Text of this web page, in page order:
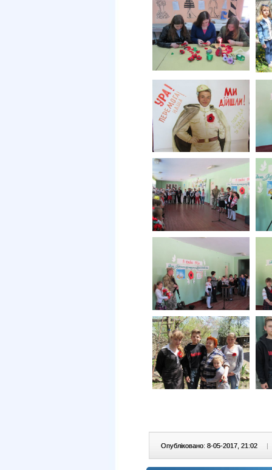
Опубліковано: 8-05-2017, 21:02 |